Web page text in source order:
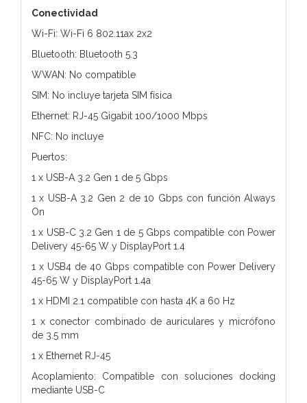
Conectividad
Wi-Fi: Wi-Fi 6 802.11ax 2x2
Bluetooth: Bluetooth 5.3
WWAN: No compatible
SIM: No incluye tarjeta SIM física
Ethernet: RJ-45 Gigabit 100/1000 Mbps
NFC: No incluye
Puertos:
1 x USB-A 3.2 Gen 1 de 5 Gbps
1 x USB-A 3.2 Gen 2 de 10 Gbps con función Always
On
1 x USB-C 3.2 Gen 1 de 5 Gbps compatible con Power
Delivery 45-65 W y DisplayPort 1.4
1 x USB4 de 40 Gbps compatible con Power Delivery
45-65 W y DisplayPort 1.4a
1 x HDMI 2.1 compatible con hasta 4K a 60 Hz
1 x conector combinado de auriculares y micrófono
de 3.5 mm
1 x Ethernet RJ-45
Acoplamiento: Compatible con soluciones docking
mediante USB-C